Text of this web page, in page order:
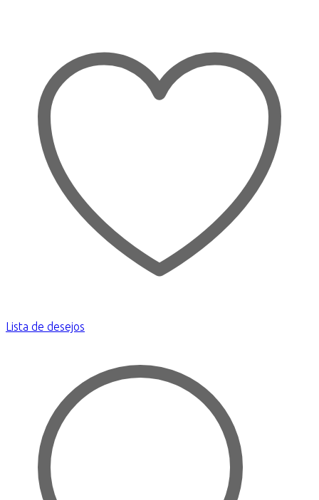
Lista de desejos